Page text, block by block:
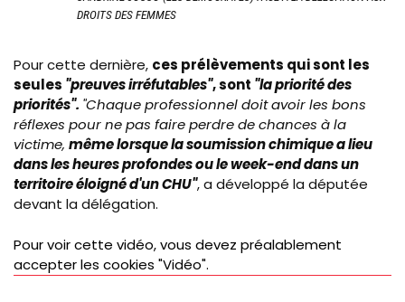
DROITS DES FEMMES
Pour cette dernière, ces prélèvements qui sont les
seules "preuves irréfutables", sont "la priorité des
priorités". "Chaque professionnel doit avoir les bons
réflexes pour ne pas faire perdre de chances à la
victime, même lorsque la soumission chimique a lieu
dans les heures profondes ou le week-end dans un
territoire éloigné d'un CHU", a développé la députée
devant la délégation.
Pour voir cette vidéo, vous devez préalablement
accepter les cookies "Vidéo".